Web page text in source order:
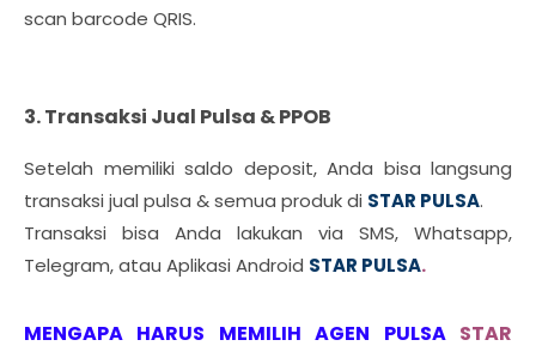
scan barcode QRIS.
3. Transaksi Jual Pulsa & PPOB
Setelah memiliki saldo deposit, Anda bisa langsung
transaksi jual pulsa & semua produk di STAR PULSA.
Transaksi bisa Anda lakukan via SMS, Whatsapp,
Telegram, atau Aplikasi Android STAR PULSA.
MENGAPA HARUS MEMILIH AGEN PULSA STAR